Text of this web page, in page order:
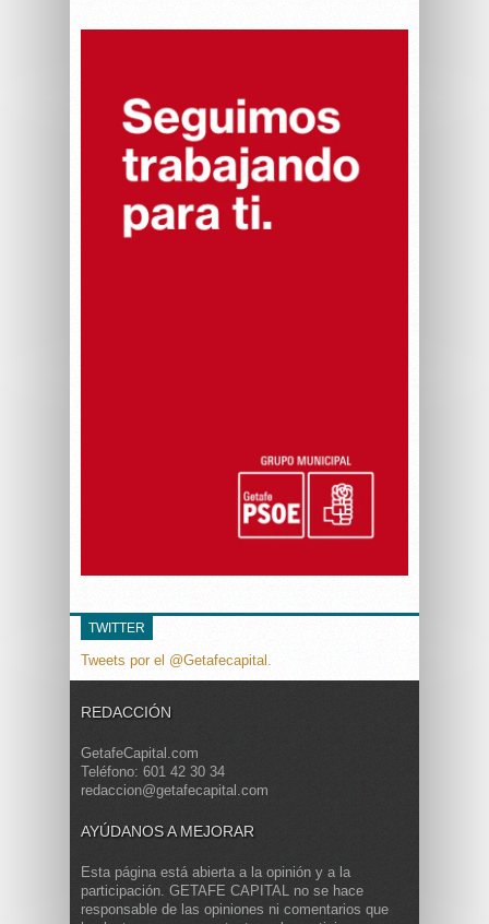
TWITTER
Tweets por el @Getafecapital.
REDACCIÓN
GetafeCapital.com
Teléfono: 601 42 30 34
redaccion@getafecapital.com
AYÚDANOS A MEJORAR
Esta página está abierta a la opinión y a la
participación. GETAFE CAPITAL no se hace
responsable de las opiniones ni comentarios que